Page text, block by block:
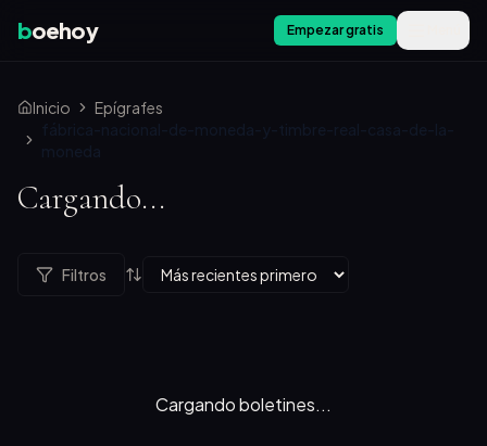
boehoy Empezar gratis
Inicio
Epígrafes
fábrica-nacional-de-moneda-y-timbre-real-casa-de-la-
moneda
Cargando...
Filtros
Cargando boletines...